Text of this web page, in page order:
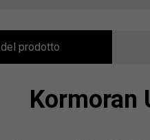
prodotto
Kormoran